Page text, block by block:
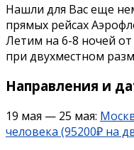
Нашли для Вас еще
прямых рейсах
Летим на 6-8 ночей от
при двухместном
Направления и
19 мая — 25 мая:
человека (95200₽ на